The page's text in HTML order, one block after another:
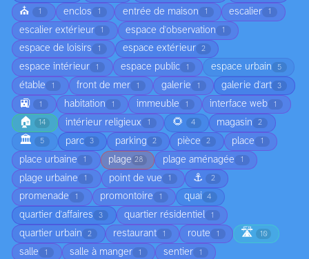
⛪ 1 enclos 1 entrée de maison 1 escalier 1
escalier extérieur 1 espace d'observation 1
espace de loisirs 1 espace extérieur 2
espace intérieur 1 espace public 1 espace urbain 5
étable 1 front de mer 1 galerie 1 galerie d'art 3
🚉 1 habitation 1 immeuble 1 interface web 1
🏠 14 intérieur religieux 1 🌻 4 magasin 2
🏛️ 5 parc 3 parking 2 pièce 2 place 1
place urbaine 1 plage 28 plage aménagée 1
plage urbaine 1 point de vue 1 ⚓ 2
promenade 1 promontoire 1 quai 4
quartier d'affaires 3 quartier résidentiel 1
quartier urbain 2 restaurant 1 route 1 🛣️ 10
salle 1 salle à manger 1 sentier 1